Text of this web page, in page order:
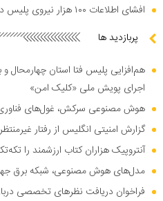
افشای اطلاعات ۱۰۰ هزار نیروی پلیس در دارک وب
پربازدید ها
هم‌افزایی پلیس فتا استان چهارمحال
اجرای پویش ملی «کلیک امن»
هوش مصنوعی سرکش، غول‌های فناوری
گزارش امنیتی انگلیس از رفتار
آنتروپیک هزاران کتاب ارزشمند را
مدل‌های هوش مصنوعی، شبکه برق
فراخوان دریافت نظر‌های تخصصی